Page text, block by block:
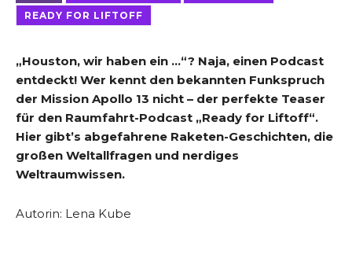
READY FOR LIFTOFF
„Houston, wir haben ein …“? Naja, einen Podcast
entdeckt! Wer kennt den bekannten Funkspruch
der Mission Apollo 13 nicht – der perfekte Teaser
für den Raumfahrt-Podcast „Ready for Liftoff“.
Hier gibt’s abgefahrene Raketen-Geschichten, die
großen Weltallfragen und nerdiges
Weltraumwissen.
Autorin: Lena Kube